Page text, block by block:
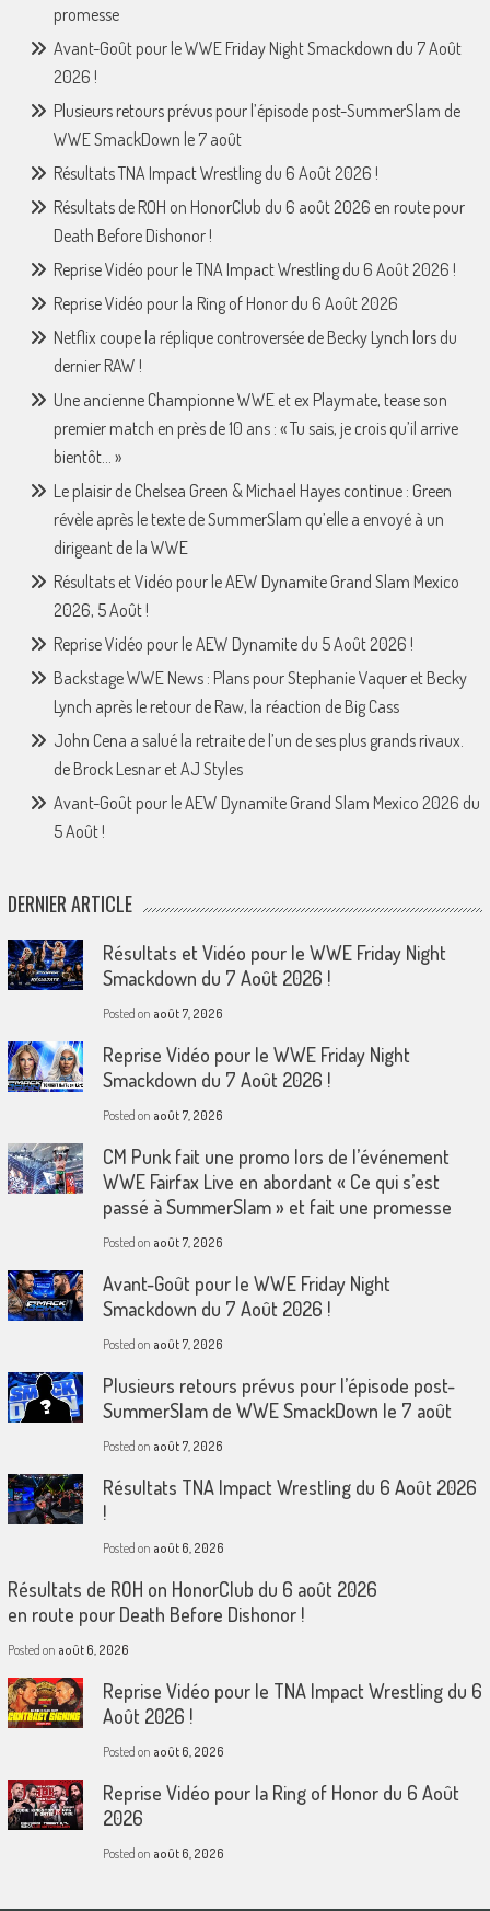
promesse
Avant-Goût pour le WWE Friday Night Smackdown du 7 Août
2026 !
Plusieurs retours prévus pour l’épisode post-SummerSlam de
WWE SmackDown le 7 août
Résultats TNA Impact Wrestling du 6 Août 2026 !
Résultats de ROH on HonorClub du 6 août 2026 en route pour
Death Before Dishonor !
Reprise Vidéo pour le TNA Impact Wrestling du 6 Août 2026 !
Reprise Vidéo pour la Ring of Honor du 6 Août 2026
Netflix coupe la réplique controversée de Becky Lynch lors du
dernier RAW !
Une ancienne Championne WWE et ex Playmate, tease son
premier match en près de 10 ans : « Tu sais, je crois qu’il arrive
bientôt… »
Le plaisir de Chelsea Green & Michael Hayes continue : Green
révèle après le texte de SummerSlam qu’elle a envoyé à un
dirigeant de la WWE
Résultats et Vidéo pour le AEW Dynamite Grand Slam Mexico
2026, 5 Août !
Reprise Vidéo pour le AEW Dynamite du 5 Août 2026 !
Backstage WWE News : Plans pour Stephanie Vaquer et Becky
Lynch après le retour de Raw, la réaction de Big Cass
John Cena a salué la retraite de l’un de ses plus grands rivaux.
de Brock Lesnar et AJ Styles
Avant-Goût pour le AEW Dynamite Grand Slam Mexico 2026 du
5 Août !
DERNIER ARTICLE
Résultats et Vidéo pour le WWE Friday Night
Smackdown du 7 Août 2026 !
Posted on août 7, 2026
Reprise Vidéo pour le WWE Friday Night
Smackdown du 7 Août 2026 !
Posted on août 7, 2026
CM Punk fait une promo lors de l’événement
WWE Fairfax Live en abordant « Ce qui s’est
passé à SummerSlam » et fait une promesse
Posted on août 7, 2026
Avant-Goût pour le WWE Friday Night
Smackdown du 7 Août 2026 !
Posted on août 7, 2026
Plusieurs retours prévus pour l’épisode post-
SummerSlam de WWE SmackDown le 7 août
Posted on août 7, 2026
Résultats TNA Impact Wrestling du 6 Août 2026
!
Posted on août 6, 2026
Résultats de ROH on HonorClub du 6 août 2026
en route pour Death Before Dishonor !
Posted on août 6, 2026
Reprise Vidéo pour le TNA Impact Wrestling du 6
Août 2026 !
Posted on août 6, 2026
Reprise Vidéo pour la Ring of Honor du 6 Août
2026
Posted on août 6, 2026